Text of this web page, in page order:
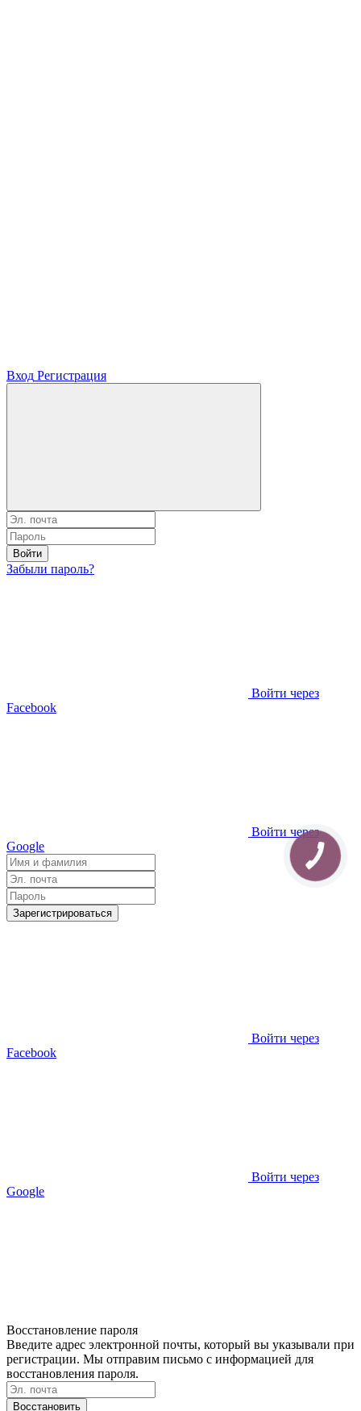
Вход Регистрация
Войти
Забыли пароль?
Войти через
Facebook
Войти через
Google
Зарегистрироваться
Войти через
Facebook
Войти через
Google
Восстановление пароля
Введите адрес электронной почты, который вы указывали при
регистрации. Мы отправим письмо с информацией для
восстановления пароля.
Восстановить